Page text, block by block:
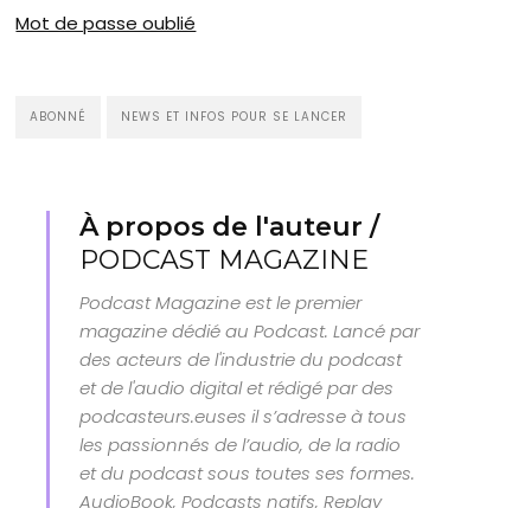
Mot de passe oublié
ABONNÉ NEWS ET INFOS POUR SE LANCER
À propos de l'auteur /
PODCAST MAGAZINE
Podcast Magazine est le premier
magazine dédié au Podcast. Lancé par
des acteurs de l'industrie du podcast
et de l'audio digital et rédigé par des
podcasteurs.euses il s’adresse à tous
les passionnés de l’audio, de la radio
et du podcast sous toutes ses formes.
AudioBook, Podcasts natifs, Replay